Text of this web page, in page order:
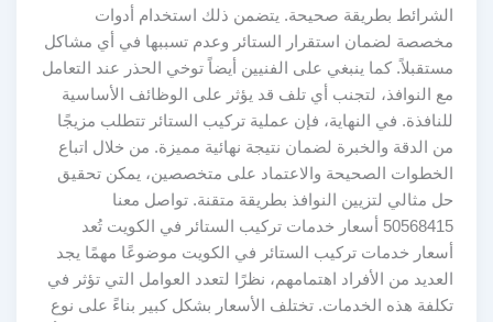
الشرائط بطريقة صحيحة. يتضمن ذلك استخدام أدوات
مخصصة لضمان استقرار الستائر وعدم تسببها في أي مشاكل
مستقبلاً. كما ينبغي على الفنيين أيضاً توخي الحذر عند التعامل
مع النوافذ، لتجنب أي تلف قد يؤثر على الوظائف الأساسية
للنافذة. في النهاية، فإن عملية تركيب الستائر تتطلب مزيجًا
من الدقة والخبرة لضمان نتيجة نهائية مميزة. من خلال اتباع
الخطوات الصحيحة والاعتماد على متخصصين، يمكن تحقيق
حل مثالي لتزيين النوافذ بطريقة متقنة. تواصل معنا
50568415 أسعار خدمات تركيب الستائر في الكويت تُعد
أسعار خدمات تركيب الستائر في الكويت موضوعًا مهمًا يجد
العديد من الأفراد اهتمامهم، نظرًا لتعدد العوامل التي تؤثر في
تكلفة هذه الخدمات. تختلف الأسعار بشكل كبير بناءً على نوع